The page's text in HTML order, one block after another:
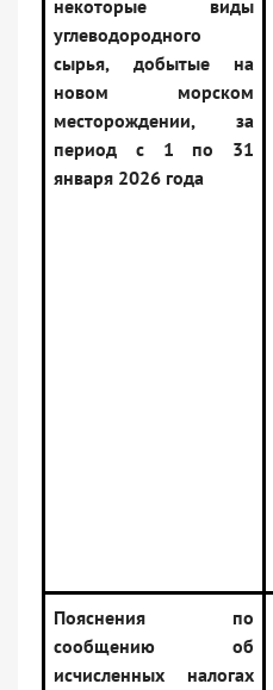
некоторые виды
углеводородного
сырья, добытые на
новом морском
месторождении, за
период с 1 по 31
января 2026 года
Пояснения по
сообщению об
исчисленных налогах